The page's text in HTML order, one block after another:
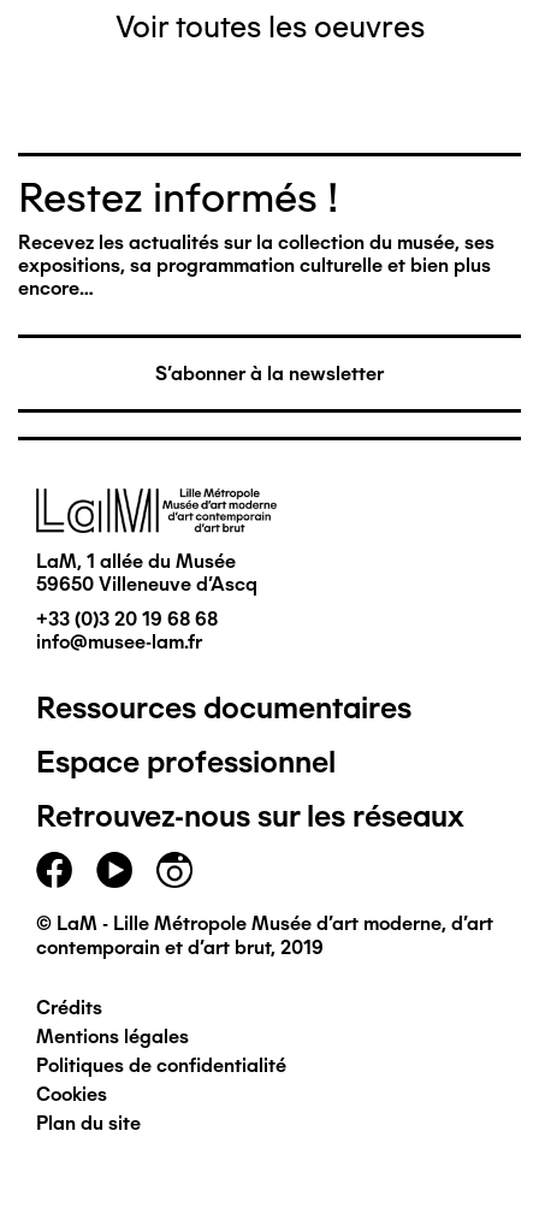
Voir toutes les oeuvres
Restez informés !
Recevez les actualités sur la collection du musée, ses
expositions, sa programmation culturelle et bien plus
encore…
S'abonner à la newsletter
Image
LaM, 1 allée du Musée
59650 Villeneuve d'Ascq
+33 (0)3 20 19 68 68
info@musee-lam.fr
Pied
de
page
principal
Ressources documentaires
Espace professionnel
Retrouvez-nous sur les réseaux
© LaM - Lille Métropole Musée d'art moderne, d'art
contemporain et d'art brut, 2019
Pied
de
page
Crédits
Mentions légales
Politiques de confidentialité
Cookies
Plan du site